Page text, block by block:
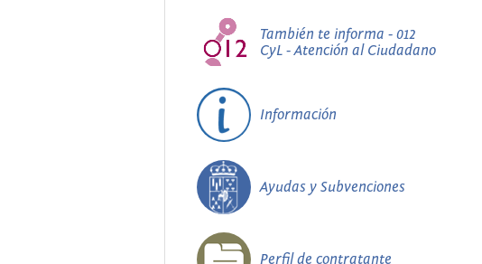
También te informa - 012
CyL - Atención al Ciudadano
Información
Ayudas y Subvenciones
Perfil de contratante